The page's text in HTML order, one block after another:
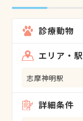
診療動物
エリア・駅
志摩神明駅
詳細条件